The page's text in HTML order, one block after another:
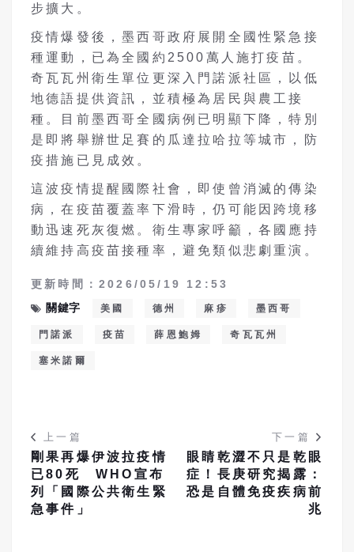
步擴大。
疫情爆發後，墨西哥政府展開全國性緊急接
種運動，已為全國約2500萬人施打疫苗。
奇瓦瓦州衛生單位更深入門諾派社區，以低
地德語提供資訊，並積極為居民與農工接
種。目前墨西哥全國病例已明顯下降，特別
是即將舉辦世足賽的瓜達拉哈拉等城市，防
疫措施已見成效。
這波疫情提醒國際社會，即使曾消滅的傳染
病，在疫苗覆蓋率下滑時，仍可能因跨境移
動迅速死灰復燃。衛生專家呼籲，各國應持
續維持高疫苗接種率，避免類似悲劇重演。
更新時間：2026/05/19 12:53
關鍵字
美國 德州 麻疹 墨西哥
門諾派 疫苗 薛恩鮑姆 奇瓦瓦州
塞米諾爾
上一篇
剛果再爆伊波拉疫情
已80死 WHO宣布
列「國際公共衛生緊
急事件」
下一篇
眼睛乾澀不只是乾眼
症！長庚研究揭露：
恐是自體免疫疾病前
兆